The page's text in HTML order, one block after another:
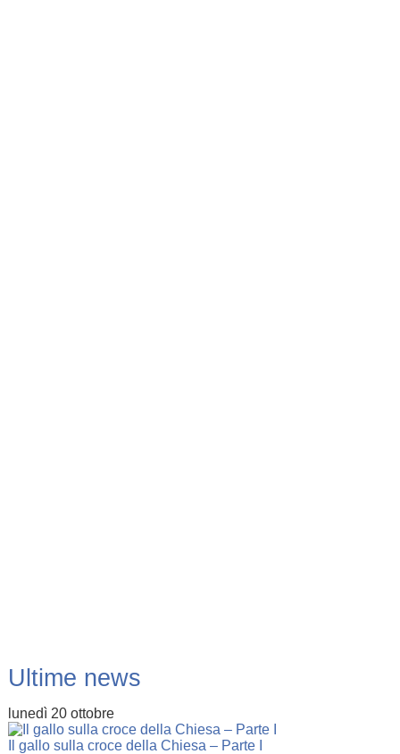
Ultime news
lunedì 20 ottobre
Il gallo sulla croce della Chiesa – Parte I